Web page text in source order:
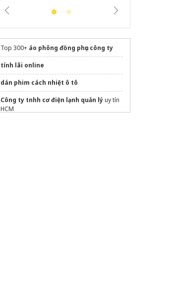
Top 300+ áo phông đồng phục công ty
tính lãi online
dán phim cách nhiệt ô tô
Công ty tnhh cơ điện lạnh quản lýuy tín
HCM